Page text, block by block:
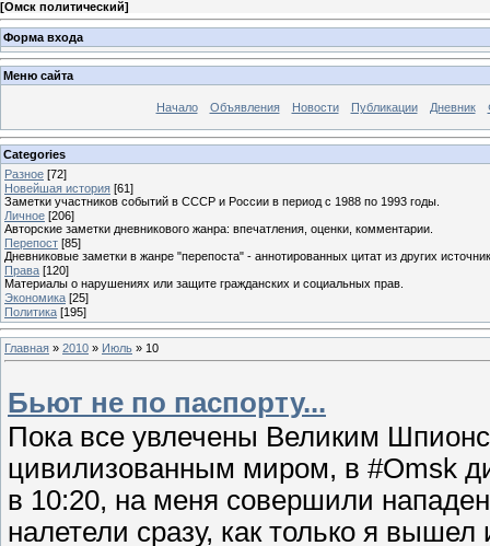
[Омск политический]
Форма входа
Меню сайта
Начало Объявления Новости Публикации Дневник
Categories
Разное [72]
Новейшая история [61]
Заметки участников событий в СССР и России в период с 1988 по 1993 годы.
Личное [206]
Авторские заметки дневникового жанра: впечатления, оценки, комментарии.
Перепост [85]
Дневниковые заметки в жанре "перепоста" - аннотированных цитат из других
Права [120]
Материалы о нарушениях или защите гражданских и социальных прав.
Экономика [25]
Политика [195]
Главная » 2010 » Июль » 10
Бьют не по паспорту...
Пока все увлечены Великим
цивилизованным миром, в #Omsk
в 10:20, на меня совершили
налетели сразу, как только я